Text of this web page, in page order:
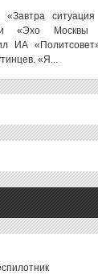
«Завтра
«Эхо Москвы
ИА
«Я...